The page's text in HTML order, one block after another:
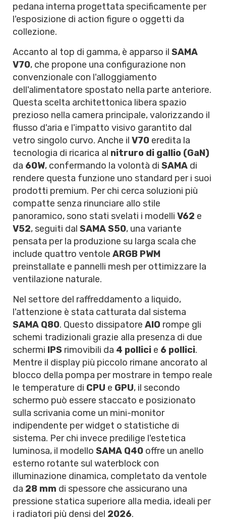
pedana interna progettata specificamente per
l'esposizione di action figure o oggetti da
collezione.
Accanto al top di gamma, è apparso il SAMA
V70, che propone una configurazione non
convenzionale con l'alloggiamento
dell'alimentatore spostato nella parte anteriore.
Questa scelta architettonica libera spazio
prezioso nella camera principale, valorizzando il
flusso d'aria e l'impatto visivo garantito dal
vetro singolo curvo. Anche il V70 eredita la
tecnologia di ricarica al nitruro di gallio (GaN)
da 60W, confermando la volontà di SAMA di
rendere questa funzione uno standard per i suoi
prodotti premium. Per chi cerca soluzioni più
compatte senza rinunciare allo stile
panoramico, sono stati svelati i modelli V62 e
V52, seguiti dal SAMA S50, una variante
pensata per la produzione su larga scala che
include quattro ventole ARGB PWM
preinstallate e pannelli mesh per ottimizzare la
ventilazione naturale.
Nel settore del raffreddamento a liquido,
l'attenzione è stata catturata dal sistema
SAMA Q80. Questo dissipatore AIO rompe gli
schemi tradizionali grazie alla presenza di due
schermi IPS rimovibili da 4 pollici e 6 pollici.
Mentre il display più piccolo rimane ancorato al
blocco della pompa per mostrare in tempo reale
le temperature di CPU e GPU, il secondo
schermo può essere staccato e posizionato
sulla scrivania come un mini-monitor
indipendente per widget o statistiche di
sistema. Per chi invece predilige l'estetica
luminosa, il modello SAMA Q40 offre un anello
esterno rotante sul waterblock con
illuminazione dinamica, completato da ventole
da 28 mm di spessore che assicurano una
pressione statica superiore alla media, ideali per
i radiatori più densi del 2026.